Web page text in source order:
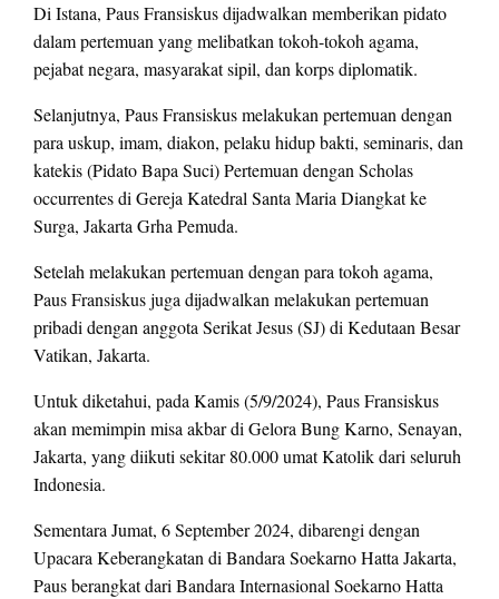
Di Istana, Paus Fransiskus dijadwalkan memberikan pidato
dalam pertemuan yang melibatkan tokoh-tokoh agama,
pejabat negara, masyarakat sipil, dan korps diplomatik.
Selanjutnya, Paus Fransiskus melakukan pertemuan dengan
para uskup, imam, diakon, pelaku hidup bakti, seminaris, dan
katekis (Pidato Bapa Suci) Pertemuan dengan Scholas
occurrentes di Gereja Katedral Santa Maria Diangkat ke
Surga, Jakarta Grha Pemuda.
Setelah melakukan pertemuan dengan para tokoh agama,
Paus Fransiskus juga dijadwalkan melakukan pertemuan
pribadi dengan anggota Serikat Jesus (SJ) di Kedutaan Besar
Vatikan, Jakarta.
Untuk diketahui, pada Kamis (5/9/2024), Paus Fransiskus
akan memimpin misa akbar di Gelora Bung Karno, Senayan,
Jakarta, yang diikuti sekitar 80.000 umat Katolik dari seluruh
Indonesia.
Sementara Jumat, 6 September 2024, dibarengi dengan
Upacara Keberangkatan di Bandara Soekarno Hatta Jakarta,
Paus berangkat dari Bandara Internasional Soekarno Hatta